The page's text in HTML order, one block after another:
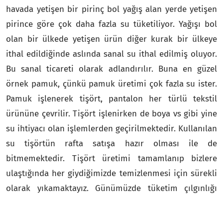
havada yetişen bir pirinç bol yağış alan yerde yetişen
pirince göre çok daha fazla su tüketiliyor. Yağışı bol
olan bir ülkede yetişen ürün diğer kurak bir ülkeye
ithal edildiğinde aslında sanal su ithal edilmiş oluyor.
Bu sanal ticareti olarak adlandırılır. Buna en güzel
örnek pamuk, çünkü pamuk üretimi çok fazla su ister.
Pamuk işlenerek tişört, pantalon her türlü tekstil
ürününe çevrilir. Tişört işlenirken de boya vs gibi yine
su ihtiyacı olan işlemlerden geçirilmektedir. Kullanılan
su tişörtün rafta satışa hazır olması ile de
bitmemektedir. Tişört üretimi tamamlanıp bizlere
ulaştığında her giydiğimizde temizlenmesi için sürekli
olarak yıkamaktayız. Günümüzde tüketim çılgınlığı